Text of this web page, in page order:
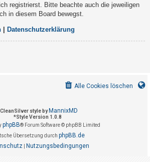
registrierst. Bitte beachte auch die jeweiligen
in diesem Board bewegst.
Datenschutzerklärung
Alle Cookies löschen
CleanSilver style by MannixMD
*Style Version 1.0.8
phpBB® Forum Software © phpBB Limited
Übersetzung durch phpBB.de
| Nutzungsbedingungen